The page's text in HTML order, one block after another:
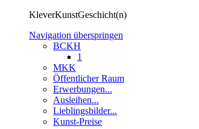
KleverKunstGeschicht(n)
Navigation überspringen
BCKH
1
MKK
Öffentlicher Raum
Erwerbungen...
Ausleihen...
Lieblingsbilder...
Kunst-Preise